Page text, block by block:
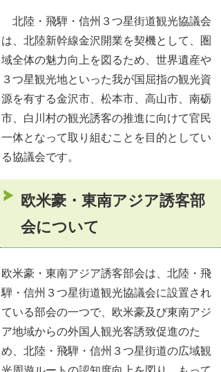
北陸・飛騨・信州３つ星街道観光協議会
は、北陸新幹線金沢開業を契機として、圏
域全体の魅力向上を図るため、世界遺産や
３つ星観光地といった我が国屈指の観光資
源を有する金沢市、松本市、高山市、南砺
市、白川村の観光誘客の推進に向けて官民
一体となって取り組むことを目的としてい
る協議会です。
欧米豪・東南アジア誘客部
会について
欧米豪・東南アジア誘客部会は、北陸・飛
騨・信州３つ星街道観光協議会に設置され
ている部会の一つで、欧米豪及び東南アジ
ア地域からの外国人観光客誘致促進のた
め、北陸・飛騨・信州３つ星街道の広域観